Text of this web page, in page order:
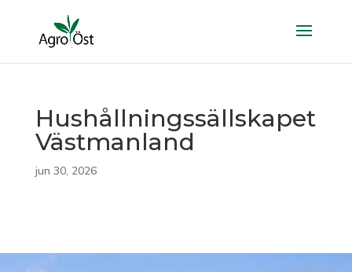
Hushållningssällskapet
Västmanland
jun 30, 2026